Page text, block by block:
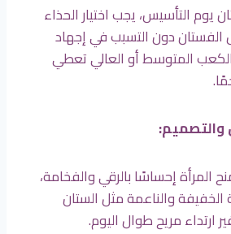
يوم التأسيس، يجب اختيار الحذاء
دون التسبب في إجهاد
المتوسط أو العالي تعطي
والتصميم:
المرأة إحساسًا بالرقي والفخامة،
والناعمة مثل الستان
ارتداء مريح طوال اليوم.